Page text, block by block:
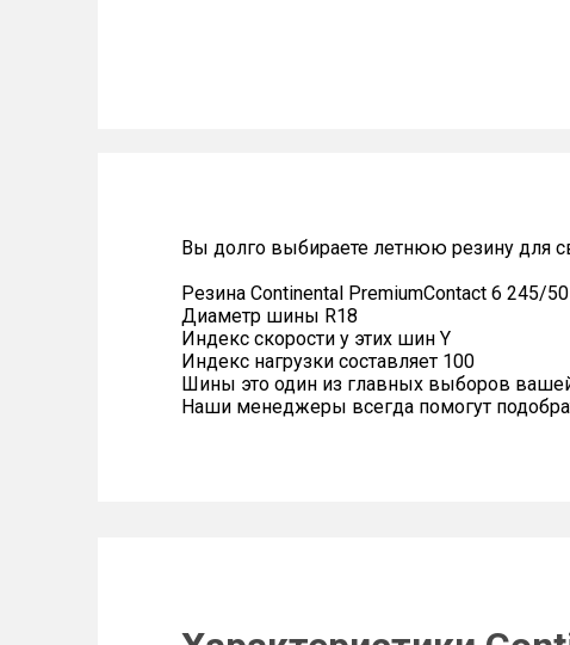
Вы долго выбираете летнюю резину для
Резина Continental PremiumContact 6 245/
Диаметр шины R18
Индекс скорости у этих шин Y
Индекс нагрузки составляет 100
Шины это один из главных выборов
Наши менеджеры всегда помогут